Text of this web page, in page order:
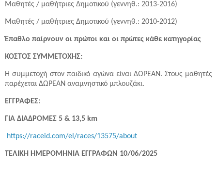
Μαθητές / μαθήτριες Δημοτικού (γεννηθ.: 2013-2016)
Μαθητές / μαθήτριες Δημοτικού (γεννηθ.: 2010-2012)
Έπαθλο παίρνουν οι πρώτοι και οι πρώτες κάθε κατηγορίας
ΚΟΣΤΟΣ ΣΥΜΜΕΤΟΧΗΣ:
Η συμμετοχή στον παιδικό αγώνα είναι ΔΩΡΕΑΝ. Στους μαθητές
παρέχεται ΔΩΡΕΑΝ αναμνηστικό μπλουζάκι.
ΕΓΓΡΑΦΕΣ:
ΓΙΑ ΔΙΑΔΡΟΜΕΣ 5 & 13,5 km
https://raceid.com/el/races/13575/about
ΤΕΛΙΚΗ ΗΜΕΡΟΜΗΝΙΑ ΕΓΓΡΑΦΩΝ 10/06/2025